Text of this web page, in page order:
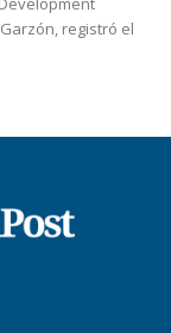
registró el